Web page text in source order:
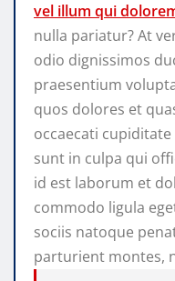
vel illum qui
nulla pariatur? At
odio dignissimos
praesentium
quos dolores et
occaecati
sunt in culpa qui
id est laborum et
commodo ligula
sociis natoque
parturient montes,